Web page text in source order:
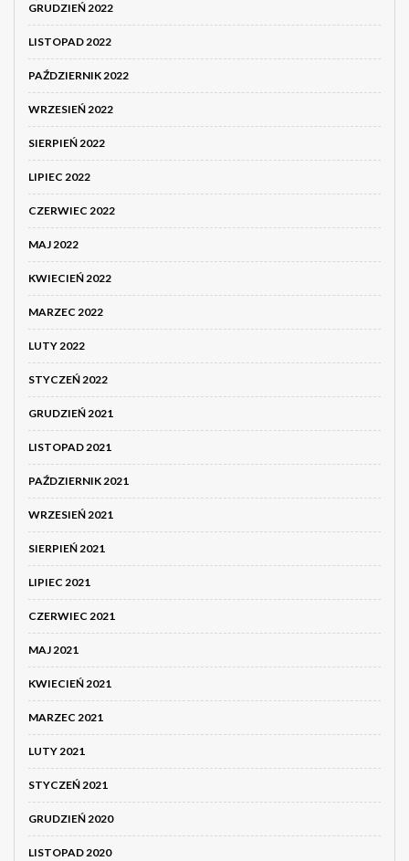
GRUDZIEŃ 2022
LISTOPAD 2022
PAŹDZIERNIK 2022
WRZESIEŃ 2022
SIERPIEŃ 2022
LIPIEC 2022
CZERWIEC 2022
MAJ 2022
KWIECIEŃ 2022
MARZEC 2022
LUTY 2022
STYCZEŃ 2022
GRUDZIEŃ 2021
LISTOPAD 2021
PAŹDZIERNIK 2021
WRZESIEŃ 2021
SIERPIEŃ 2021
LIPIEC 2021
CZERWIEC 2021
MAJ 2021
KWIECIEŃ 2021
MARZEC 2021
LUTY 2021
STYCZEŃ 2021
GRUDZIEŃ 2020
LISTOPAD 2020